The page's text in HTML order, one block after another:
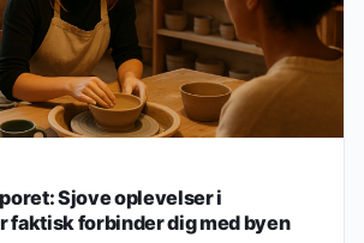
Sjove oplevelser i
faktisk forbinder dig med byen